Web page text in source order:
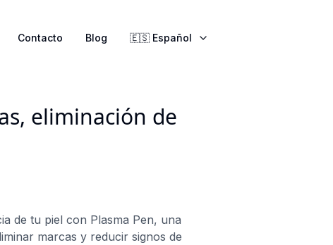
Contacto Blog 🇪🇸 Español
eliminación de
de tu piel con Plasma Pen, una
marcas y reducir signos de